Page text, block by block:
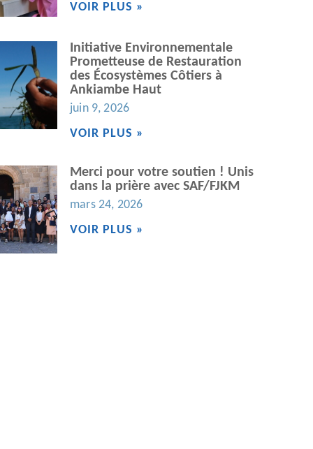
VOIR PLUS »
Initiative Environnementale
Prometteuse de Restauration
des Écosystèmes Côtiers à
Ankiambe Haut
juin 9, 2026
VOIR PLUS »
Merci pour votre soutien ! Unis
dans la prière avec SAF/FJKM
mars 24, 2026
VOIR PLUS »